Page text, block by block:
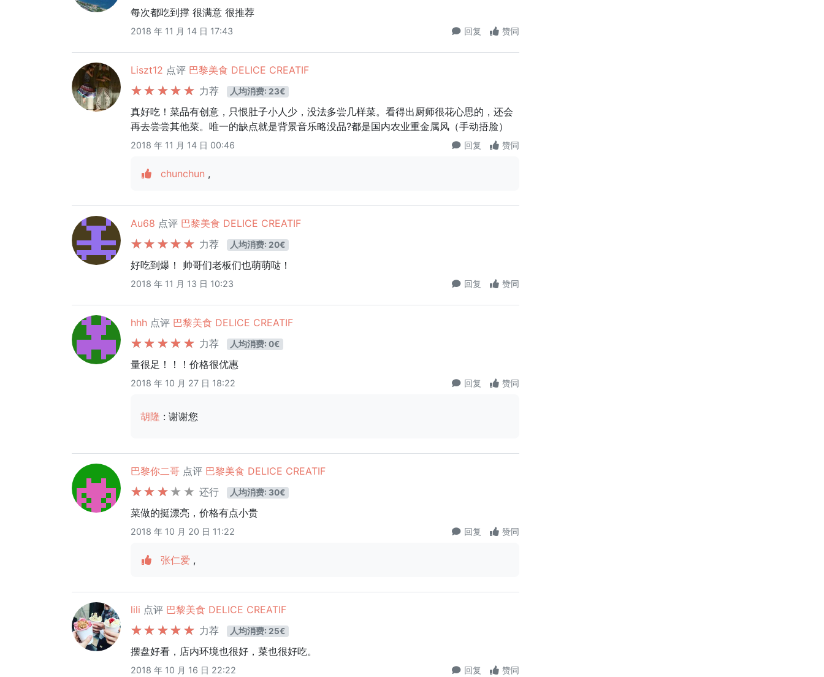
每次都吃到撑 很满意 很推荐
2018 年 11 月 14 日 17:43 回复 赞同
Liszt12 点评 巴黎美食 DELICE CREATIF
力荐
人均消费: 23€
真好吃！菜品有创意，只恨肚子小人少，没法多尝几样菜。看得出厨师很花心思的，还会
再去尝尝其他菜。唯一的缺点就是背景音乐略没品?都是国内农业重金属风（手动捂脸）
2018 年 11 月 14 日 00:46 回复 赞同
chunchun ,
Au68 点评 巴黎美食 DELICE CREATIF
力荐
人均消费: 20€
好吃到爆！ 帅哥们老板们也萌萌哒！
2018 年 11 月 13 日 10:23 回复 赞同
hhh 点评 巴黎美食 DELICE CREATIF
力荐
人均消费: 0€
量很足！！！价格很优惠
2018 年 10 月 27 日 18:22 回复 赞同
胡隆 : 谢谢您
巴黎你二哥 点评 巴黎美食 DELICE CREATIF
还行
人均消费: 30€
菜做的挺漂亮，价格有点小贵
2018 年 10 月 20 日 11:22 回复 赞同
张仁爱 ,
lili 点评 巴黎美食 DELICE CREATIF
力荐
人均消费: 25€
摆盘好看，店内环境也很好，菜也很好吃。
2018 年 10 月 16 日 22:22 回复 赞同